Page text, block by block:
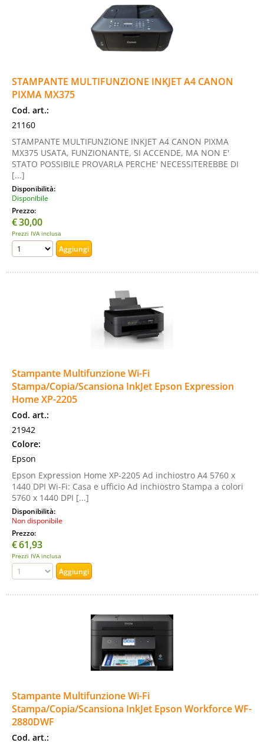
STAMPANTE MULTIFUNZIONE INKJET A4 CANON
PIXMA MX375
Cod. art.:
21160
STAMPANTE MULTIFUNZIONE INKJET A4 CANON PIXMA
MX375 USATA, FUNZIONANTE, SI ACCENDE, MA NON E'
STATO POSSIBILE PROVARLA PERCHE' NECESSITEREBBE DI
[...]
Disponibilità:
Disponibile
Prezzo:
€30,00
Prezzi IVA inclusa
Stampante Multifunzione Wi-Fi
Stampa/Copia/Scansiona InkJet Epson Expression
Home XP-2205
Cod. art.:
21942
Colore:
Epson
Epson Expression Home XP-2205 Ad inchiostro A4 5760 x
1440 DPI Wi-Fi: Casa e ufficio Ad inchiostro Stampa a colori
5760 x 1440 DPI [...]
Disponibilità:
Non disponibile
Prezzo:
€61,93
Prezzi IVA inclusa
Stampante Multifunzione Wi-Fi
Stampa/Copia/Scansiona InkJet Epson Workforce WF-
2880DWF
Cod. art.: